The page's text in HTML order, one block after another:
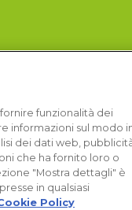
funzionalità dei
informazioni sul modo
dei dati web,
che ha fornito loro o
"Mostra dettagli" è
in qualsiasi
Policy